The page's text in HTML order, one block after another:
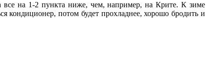
все на 1-2 пункта ниже, чем, например, на Крите. К зиме
кондиционер, потом будет прохладнее, хорошо бродить и